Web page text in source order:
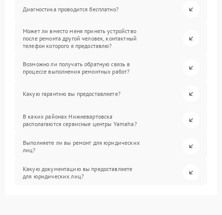
Диагностика проводится бесплатно?
Может ли вместо меня принять устройство
после ремонта другой человек, контактный
телефон которого я предоставлю?
Возможно ли получать обратную связь в
процессе выполнения ремонтных работ?
Какую гарантию вы предоставляете?
В каких районах Нижневартовска
располагаются сервисные центры Yamaha?
Выполняете ли вы ремонт для юридических
лиц?
Какую документацию вы предоставляете
для юридических лиц?